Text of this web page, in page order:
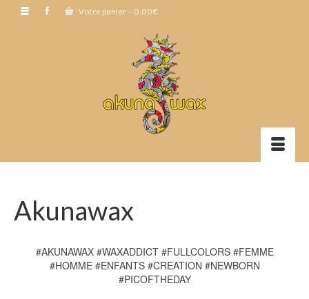
Votre panier - 0.00€
Akunawax
#AKUNAWAX #WAXADDICT #FULLCOLORS #FEMME
#HOMME #ENFANTS #CREATION #NEWBORN
#PICOFTHEDAY